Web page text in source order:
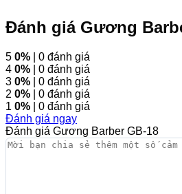
Đánh giá Gương
5 0% | 0 đánh giá
4 0% | 0 đánh giá
3 0% | 0 đánh giá
2 0% | 0 đánh giá
1 0% | 0 đánh giá
Đánh giá ngay
Đánh giá Gương Barber GB-18